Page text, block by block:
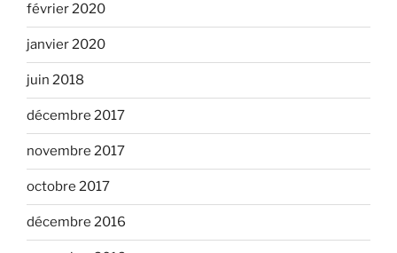
février 2020
janvier 2020
juin 2018
décembre 2017
novembre 2017
octobre 2017
décembre 2016